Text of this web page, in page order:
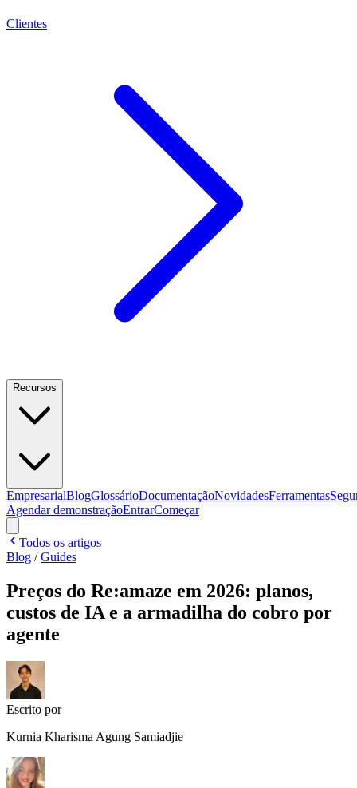
Clientes
Recursos
EmpresarialBlogGlossárioDocumentaçãoNovidadesFerramentas
Agendar demonstraçãoEntrarComeçar
Todos os artigos
Blog /Guides
Preços do Re:amaze em 2026: planos,
custos de IA e a armadilha do cobro por
agente
Escrito por
Kurnia Kharisma Agung Samiadjie